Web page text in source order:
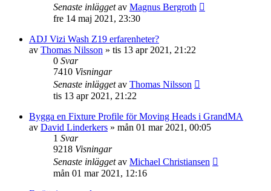
Senaste inläggetav Magnus Bergroth
fre 14 maj 2021, 23:30
ADJ Vizi Wash Z19 erfarenheter?
av Thomas Nilsson » tis 13 apr 2021, 21:22
0 Svar
7410 Visningar
Senaste inläggetav Thomas Nilsson
tis 13 apr 2021, 21:22
Bygga en Fixture Profile för Moving Heads i GrandMA
av David Linderkers » mån 01 mar 2021, 00:05
1 Svar
9218 Visningar
Senaste inläggetav Michael Christiansen
mån 01 mar 2021, 12:16